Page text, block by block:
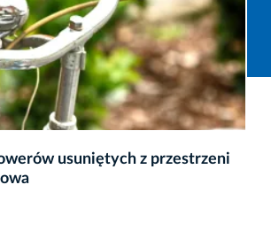
usuniętych z przestrzeni